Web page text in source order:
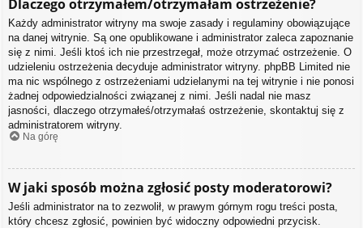
Dlaczego otrzymałem/otrzymałam ostrzeżenie?
Każdy administrator witryny ma swoje zasady i regulaminy obowiązujące
na danej witrynie. Są one opublikowane i administrator zaleca zapoznanie
się z nimi. Jeśli ktoś ich nie przestrzegał, może otrzymać ostrzeżenie. O
udzieleniu ostrzeżenia decyduje administrator witryny. phpBB Limited nie
ma nic wspólnego z ostrzeżeniami udzielanymi na tej witrynie i nie ponosi
żadnej odpowiedzialności związanej z nimi. Jeśli nadal nie masz
jasności, dlaczego otrzymałeś/otrzymałaś ostrzeżenie, skontaktuj się z
administratorem witryny.
Na górę
W jaki sposób można zgłosić posty moderatorowi?
Jeśli administrator na to zezwolił, w prawym górnym rogu treści posta,
który chcesz zgłosić, powinien być widoczny odpowiedni przycisk.